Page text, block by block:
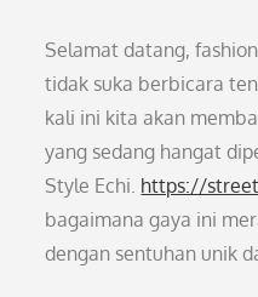
Selamat datang,
tidak suka berbicara
kali ini kita akan
yang sedang hangat
Style Echi. https://
bagaimana gaya ini
dengan sentuhan unik